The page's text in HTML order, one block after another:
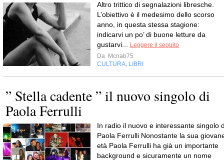
Altro trittico di segnalazioni libresche.
L’obiettivo è il medesimo dello scorso
anno, in questa stessa stagione:
indicarvi un po’ di buone letture da
gustarvi...
Leggere il seguito
Da Mcnab75
CULTURA LIBRI
” Stella cadente ” il nuovo singolo di
Paola Ferrulli
In radio il nuovo e interessante singolo
Paola Ferrulli Nonostante la sua
età Paola Ferrulli ha già un importante
background e sicuramente un nome